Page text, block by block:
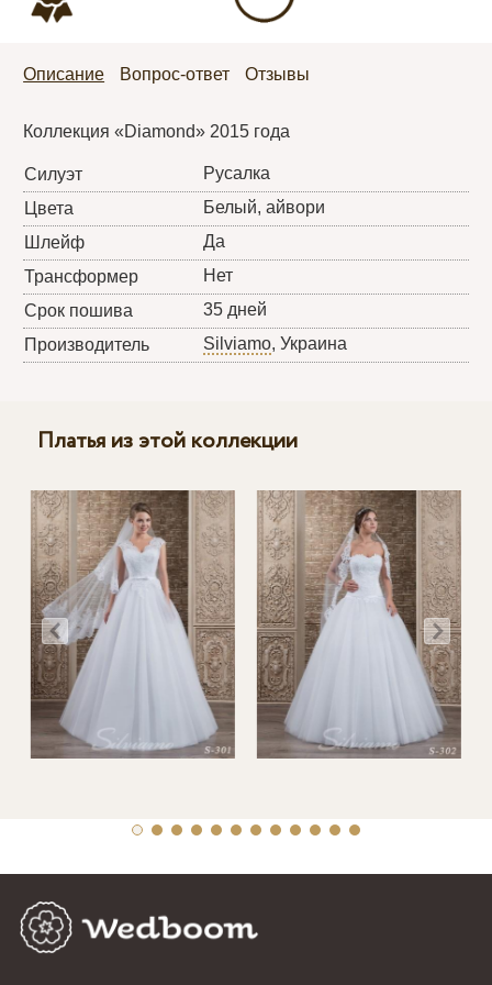
Описание Вопрос-ответ Отзывы
Коллекция «Diamond» 2015 года
Силуэт
Русалка
Цвета
Белый, айвори
Шлейф
Да
Трансформер
Нет
Срок пошива
35 дней
Производитель
Silviamo, Украина
Платья из этой коллекции